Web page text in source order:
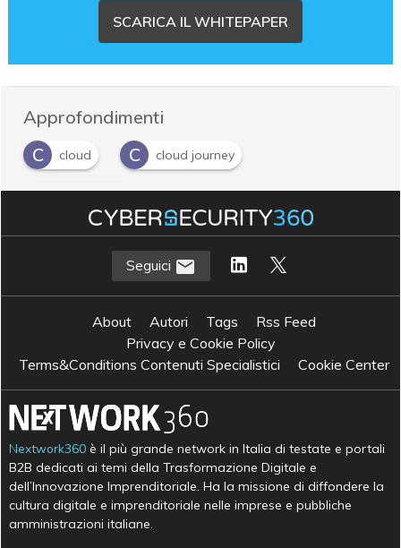
SCARICA IL WHITEPAPER
Approfondimenti
C
cloud C cloud journey
M multi-cloud
Seguici
About Autori Tags
Rss Feed
Privacy e Cookie Policy
Terms&Conditions Contenuti Specialistici
Cookie Center
Nextwork360 è il più grande network in Italia di testate e portali
B2B dedicati ai temi della Trasformazione Digitale e
dell’Innovazione Imprenditoriale. Ha la missione di diffondere la
cultura digitale e imprenditoriale nelle imprese e pubbliche
amministrazioni italiane.